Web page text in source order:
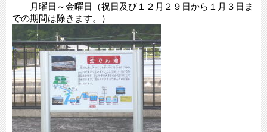
月曜日～金曜日（祝日及び１２月２９日から１月３日ま
での期間は除きます。）